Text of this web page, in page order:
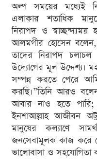
অল্প সময়ের মধ্যেই
এলাকার শতাধিক
নিরাপদ ও স্বাচ্ছন্দ্যময়
আলমগীর হোসেন
তাদের নিরাপদ
উদ্যোগের মূল উদ্দেশ্য।
সম্পন্ন করতে পেরে
করছি।”তিনি আরও
আবার নাও হতে পারি;
ইনশাআল্লাহ আজীবন
মানুষের কল্যাণে
জনসেবামূলক কাজ করে
ভালোবাসা ও সহযোগিতা